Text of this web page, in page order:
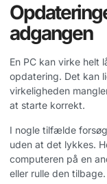
adgangen
En PC kan virke helt
opdatering. Det kan
virkeligheden
at starte korrekt.
I nogle tilfælde
uden at det lykkes.
computeren på en
eller rulle den tilbage.